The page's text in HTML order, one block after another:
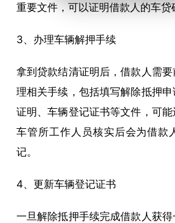
重要文件，可以证明借款人的车贷
3、办理车辆解押手续
拿到贷款结清证明后，借款人需
理相关手续，包括填写解除抵押
证明、车辆登记证书等文件，可能
车管所工作人员核实后会为借款
记。
4、更新车辆登记证书
一旦解除抵押手续完成借款人获